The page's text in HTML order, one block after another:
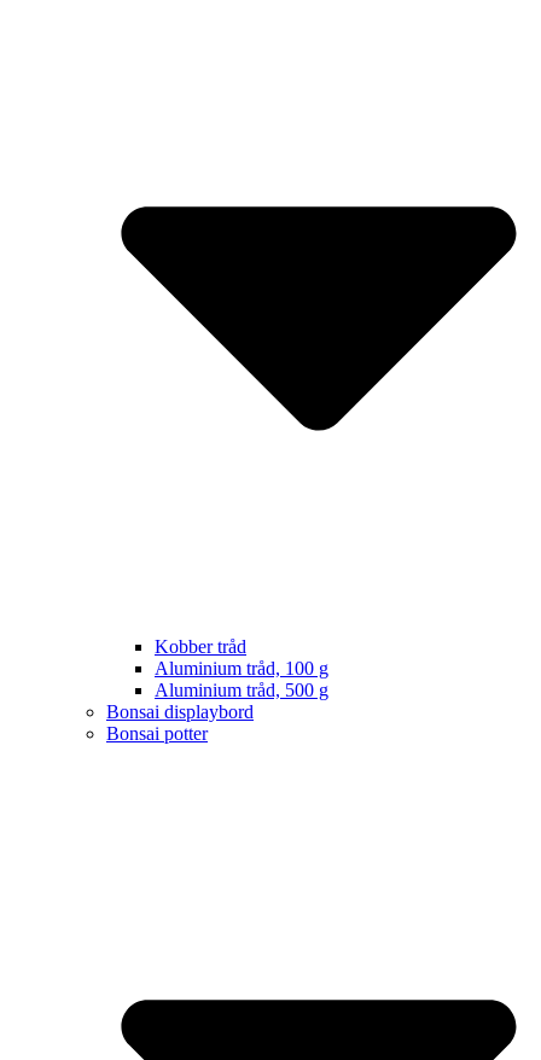
Kobber tråd
Aluminium tråd, 100 g
Aluminium tråd, 500 g
Bonsai displaybord
Bonsai potter